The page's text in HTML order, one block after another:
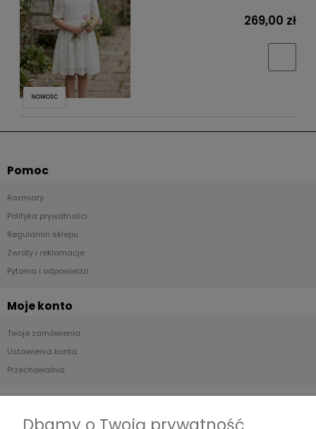
269,00 zł
NOWOŚĆ
Pomoc
Rozmiary
Polityka prywatności
Regulamin sklepu
Zwroty i reklamacje
Pytania i odpowiedzi
Moje konto
Twoje zamówienia
Ustawienia konta
Przechowalnia